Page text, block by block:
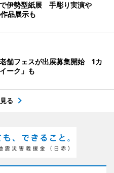
伊勢型紙展 手彫り実演や
品展示も
舗フェスが出展募集開始 1カ
ーク」も
る